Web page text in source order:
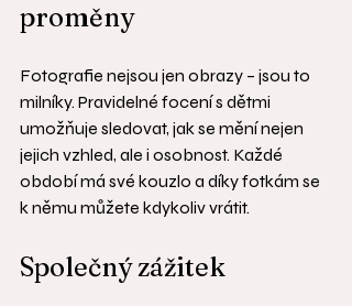
proměny
Fotografie nejsou jen obrazy – jsou to
milníky. Pravidelné focení s dětmi
umožňuje sledovat, jak se mění nejen
jejich vzhled, ale i osobnost. Každé
období má své kouzlo a díky fotkám se
k němu můžete kdykoliv vrátit.
Společný zážitek